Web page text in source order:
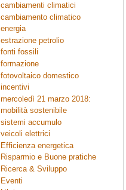
cambiamenti climatici
cambiamento climatico
energia
estrazione petrolio
fonti fossili
formazione
fotovoltaico domestico
incentivi
mercoledì 21 marzo 2018:
mobilità sostenibile
sistemi accumulo
veicoli elettrici
Efficienza energetica
Risparmio e Buone pratiche
Ricerca & Sviluppo
Eventi